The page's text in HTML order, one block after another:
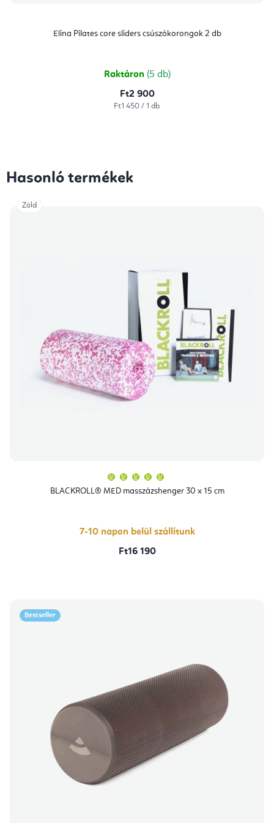
Elina Pilates core sliders csúszókorongok 2 db
Raktáron (5 db)
Ft2 900
Egységár:
Ft1 450 / 1 db
Hasonló termékek
BLACKROLL® MED masszázshenger 30 x 15 cm
átlagos
értékelése
csillag.
7-10 napon belül szállítunk
Ft16 190
Zöld
Bestseller